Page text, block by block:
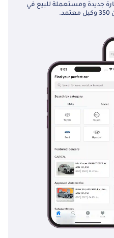
أكثر من 30،000 سيارة جديدة ومستعملة للبيع في